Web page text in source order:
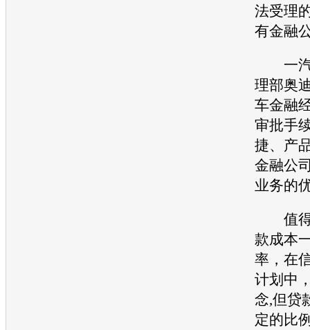
法受理
有金融
一
理部奥
车金融
审批手
捷、产
金融公
业务的
值得
款成本
率，在
计划中
念,但贷
定的比